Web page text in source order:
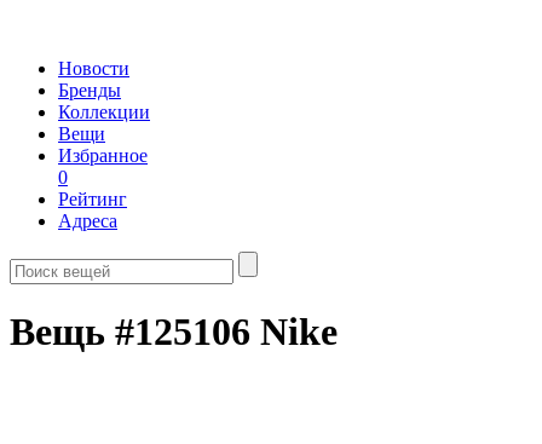
Новости
Бренды
Коллекции
Вещи
Избранное
0
Рейтинг
Адреса
Вещь #125106 Nike